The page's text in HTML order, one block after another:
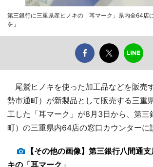
第三銀行に三重県産ヒノキの「耳マーク」県内全64
を」
尾鷲ヒノキを使った加工品などを販売
勢市通町）が新製品として販売する三重
工した「耳マーク」が8月3日から、第三
町）の三重県内64店の窓口カウンターに
【その他の画像】第三銀行八間通
キの「耳マーク」